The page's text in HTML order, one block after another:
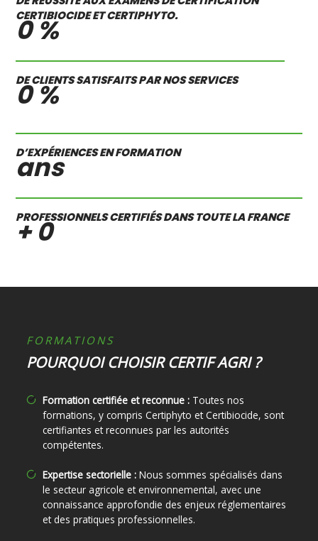
CERTIBIOCIDE ET CERTIPHYTO.
0%
DE CLIENTS SATISFAITS PAR NOS SERVICES
0%
D’EXPÉRIENCES EN FORMATION
ans
PROFESSIONNELS CERTIFIÉS DANS TOUTE LA FRANCE
+0
FORMATIONS
POURQUOI CHOISIR CERTIF AGRI ?
Formation certifiée et reconnue :Toutes nos
formations, y compris Certiphyto et Certibiocide, sont
certifiantes et reconnues par les autorités
compétentes.
Expertise sectorielle :Nous sommes spécialisés dans
le secteur agricole et environnemental, avec une
connaissance approfondie des enjeux réglementaires
et des pratiques professionnelles.